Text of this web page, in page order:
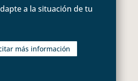
a la situación de tu
más información